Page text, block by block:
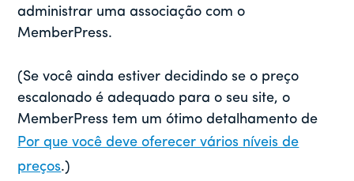
administrar uma associação com o
MemberPress.
(Se você ainda estiver decidindo se o preço
escalonado é adequado para o seu site, o
MemberPress tem um ótimo detalhamento de
Por que você deve oferecer vários níveis de
preços.)